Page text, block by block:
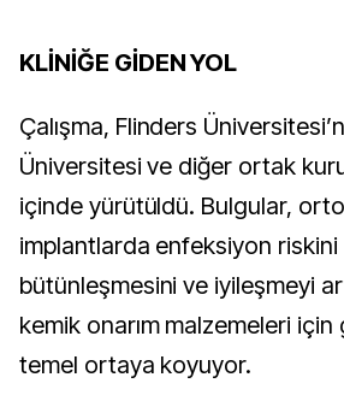
KLİNİĞE GİDEN YOL
Çalışma, Flinders
Üniversitesi ve diğer ortak
içinde yürütüldü. Bulgular,
implantlarda enfeksiyon riskini
bütünleşmesini ve iyileşmeyi
kemik onarım malzemeleri
temel ortaya koyuyor.